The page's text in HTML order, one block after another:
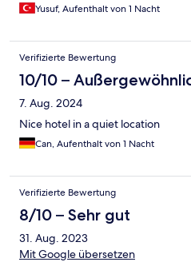
Yusuf, Aufenthalt von 1 Nacht
Verifizierte Bewertung
10/10 –
7. Aug. 2024
Nice hotel in a quiet location
Can, Aufenthalt von 1 Nacht
Verifizierte Bewertung
8/10 – Sehr gut
31. Aug. 2023
Mit Google übersetzen